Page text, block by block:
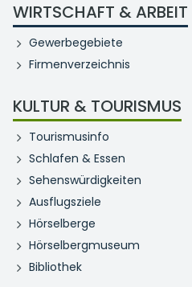
WIRTSCHAFT & ARBEIT
Gewerbegebiete
Firmenverzeichnis
KULTUR & TOURISMUS
Tourismusinfo
Schlafen & Essen
Sehenswürdigkeiten
Ausflugsziele
Hörselberge
Hörselbergmuseum
Bibliothek